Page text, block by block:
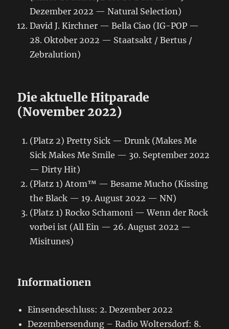
Dezember 2022 — Natural Selection)
David J. Kirchner — Bella Ciao (IG-POP —
28. Oktober 2022 — Staatsakt / Bertus /
Zebralution)
Die aktuelle Hitparade
(November 2022)
(Platz 2) Pretty Sick — Drunk (Makes Me
Sick Makes Me Smile — 30. September 2022
— Dirty Hit)
(Platz 1) Atom™ — Besame Mucho (Kissing
the Black — 19. August 2022 — NN)
(Platz 1) Rocko Schamoni — Wenn der Rock
vorbei ist (All Ein — 26. August 2022 —
Misitunes)
Informationen
Einsendeschluss: 2. Dezember 2022
Dezembersendung – Radio Woltersdorf: 8.